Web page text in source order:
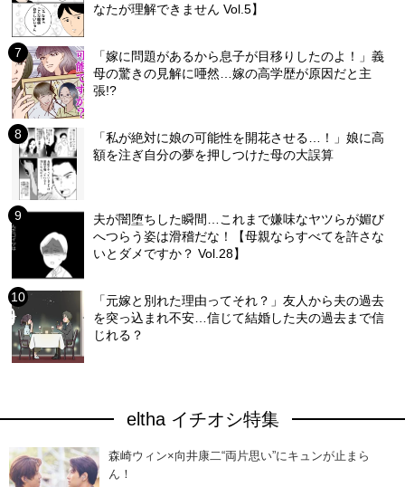
なたが理解できません Vol.5】
「嫁に問題があるから息子が目移りしたのよ！」義
母の驚きの見解に唖然…嫁の高学歴が原因だと主
張!?
「私が絶対に娘の可能性を開花させる…！」娘に高
額を注ぎ自分の夢を押しつけた母の大誤算
夫が闇堕ちした瞬間…これまで嫌味なヤツらが媚び
へつらう姿は滑稽だな！【母親ならすべてを許さな
いとダメですか？ Vol.28】
「元嫁と別れた理由ってそれ？」友人から夫の過去
を突っ込まれ不安…信じて結婚した夫の過去まで信
じれる？
eltha イチオシ特集
森崎ウィン×向井康二“両片思い”にキュンが止まら
ん！